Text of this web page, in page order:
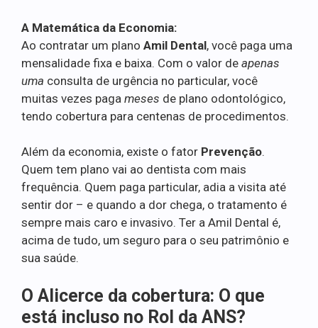
A Matemática da Economia:
Ao contratar um plano Amil Dental, você paga uma
mensalidade fixa e baixa. Com o valor de apenas
uma consulta de urgência no particular, você
muitas vezes paga meses de plano odontológico,
tendo cobertura para centenas de procedimentos.
Além da economia, existe o fator Prevenção.
Quem tem plano vai ao dentista com mais
frequência. Quem paga particular, adia a visita até
sentir dor – e quando a dor chega, o tratamento é
sempre mais caro e invasivo. Ter a Amil Dental é,
acima de tudo, um seguro para o seu patrimônio e
sua saúde.
O Alicerce da cobertura: O que
está incluso no Rol da ANS?